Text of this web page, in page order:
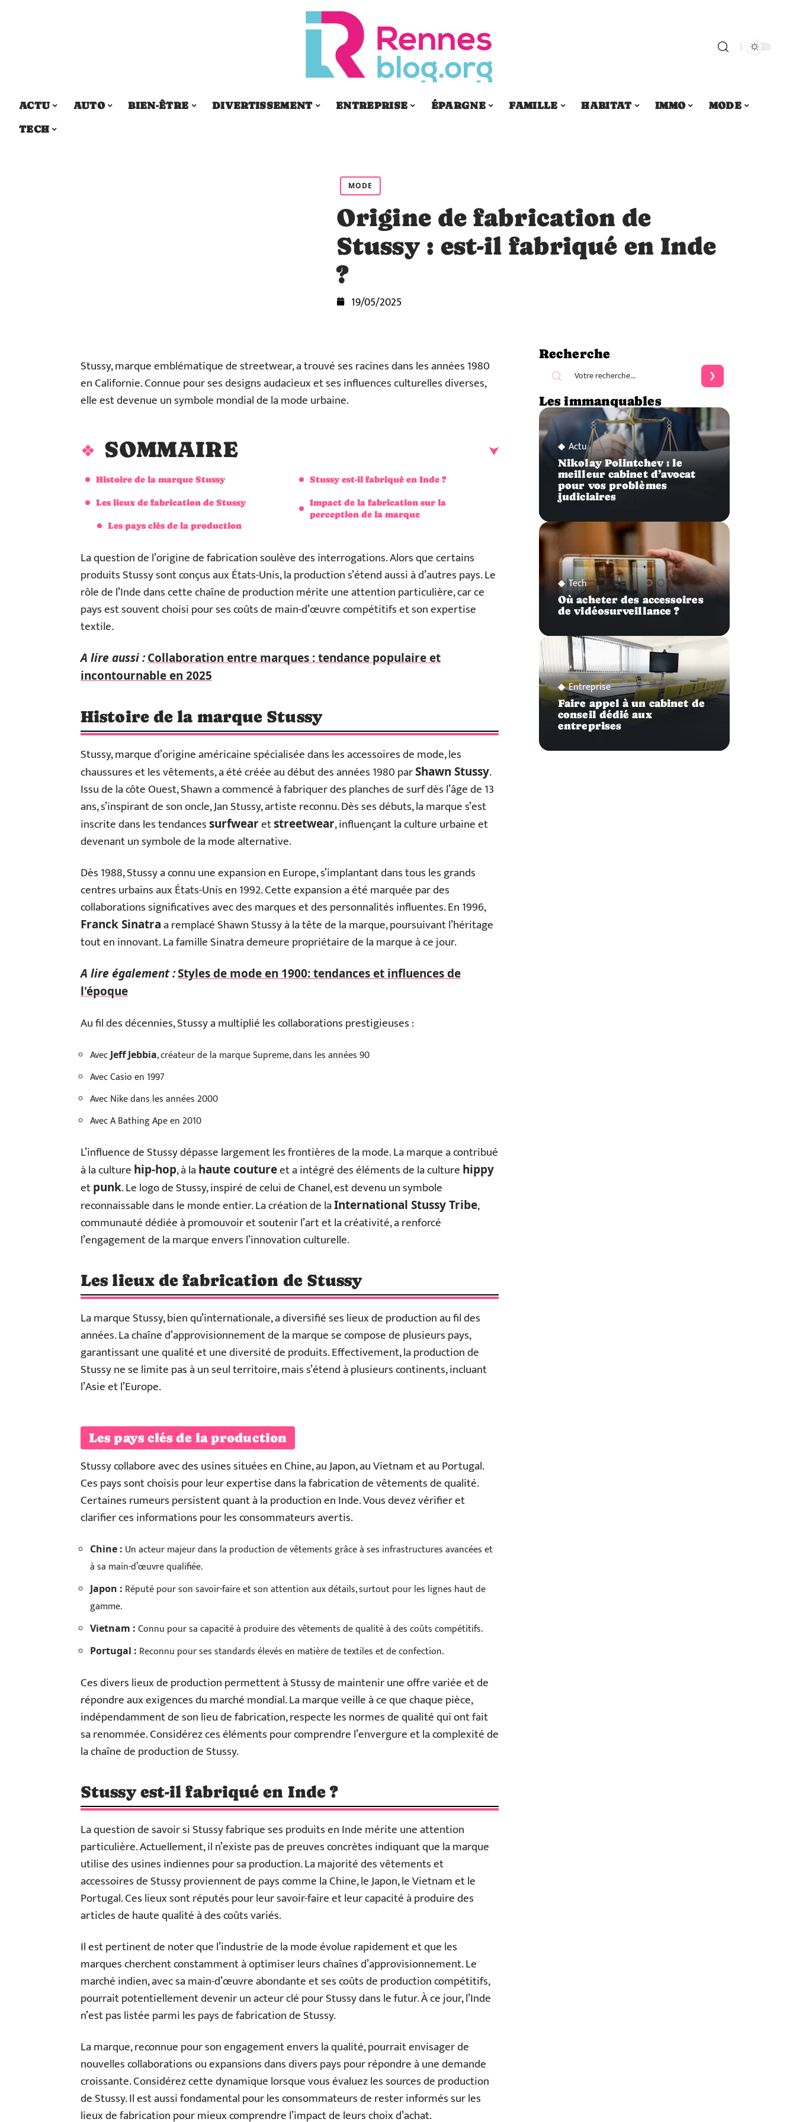
ACTU AUTO BIEN-ÊTRE DIVERTISSEMENT ENTREPRISE ÉPARGNE FAMILLE HABITAT IMMO
MODE
TECH
MODE
Origine de fabrication de
Stussy : est-il fabriqué en Inde
?
19/05/2025
Stussy, marque emblématique de streetwear, a trouvé ses racines dans les années 1980
en Californie. Connue pour ses designs audacieux et ses influences culturelles diverses,
elle est devenue un symbole mondial de la mode urbaine.
SOMMAIRE
Histoire de la marque Stussy
Les lieux de fabrication de Stussy
Les pays clés de la production
Stussy est-il fabriqué en Inde ?
Impact de la fabrication sur la
perception de la marque
La question de l’origine de fabrication soulève des interrogations. Alors que certains
produits Stussy sont conçus aux États-Unis, la production s’étend aussi à d’autres pays. Le
rôle de l’Inde dans cette chaîne de production mérite une attention particulière, car ce
pays est souvent choisi pour ses coûts de main-d’œuvre compétitifs et son expertise
textile.
A lire aussi :Collaboration entre marques : tendance populaire et
incontournable en 2025
Histoire de la marque Stussy
Stussy, marque d’origine américaine spécialisée dans les accessoires de mode, les
chaussures et les vêtements, a été créée au début des années 1980 parShawn Stussy.
Issu de la côte Ouest, Shawn a commencé à fabriquer des planches de surf dès l’âge de 13
ans, s’inspirant de son oncle, Jan Stussy, artiste reconnu. Dès ses débuts, la marque s’est
inscrite dans les tendancessurfwearetstreetwear, influençant la culture urbaine et
devenant un symbole de la mode alternative.
Dès 1988, Stussy a connu une expansion en Europe, s’implantant dans tous les grands
centres urbains aux États-Unis en 1992. Cette expansion a été marquée par des
collaborations significatives avec des marques et des personnalités influentes. En 1996,
Franck Sinatraa remplacé Shawn Stussy à la tête de la marque, poursuivant l’héritage
tout en innovant. La famille Sinatra demeure propriétaire de la marque à ce jour.
A lire également :Styles de mode en 1900: tendances et influences de
l'époque
Au fil des décennies, Stussy a multiplié les collaborations prestigieuses :
AvecJeff Jebbia, créateur de la marque Supreme, dans les années 90
Avec Casio en 1997
Avec Nike dans les années 2000
Avec A Bathing Ape en 2010
L’influence de Stussy dépasse largement les frontières de la mode. La marque a contribué
à la culture hip-hop, à lahaute coutureet a intégré des éléments de la culture hippy
etpunk. Le logo de Stussy, inspiré de celui de Chanel, est devenu un symbole
reconnaissable dans le monde entier. La création de laInternational Stussy Tribe,
communauté dédiée à promouvoir et soutenir l’art et la créativité, a renforcé
l’engagement de la marque envers l’innovation culturelle.
Les lieux de fabrication de Stussy
La marque Stussy, bien qu’internationale, a diversifié ses lieux de production au fil des
années. La chaîne d’approvisionnement de la marque se compose de plusieurs pays,
garantissant une qualité et une diversité de produits. Effectivement, la production de
Stussy ne se limite pas à un seul territoire, mais s’étend à plusieurs continents, incluant
l’Asie et l’Europe.
Les pays clés de la production
Stussy collabore avec des usines situées en Chine, au Japon, au Vietnam et au Portugal.
Ces pays sont choisis pour leur expertise dans la fabrication de vêtements de qualité.
Certaines rumeurs persistent quant à la production en Inde. Vous devez vérifier et
clarifier ces informations pour les consommateurs avertis.
Chine : Un acteur majeur dans la production de vêtements grâce à ses infrastructures avancées et
à sa main-d’œuvre qualifiée.
Japon : Réputé pour son savoir-faire et son attention aux détails, surtout pour les lignes haut de
gamme.
Vietnam : Connu pour sa capacité à produire des vêtements de qualité à des coûts compétitifs.
Portugal : Reconnu pour ses standards élevés en matière de textiles et de confection.
Ces divers lieux de production permettent à Stussy de maintenir une offre variée et de
répondre aux exigences du marché mondial. La marque veille à ce que chaque pièce,
indépendamment de son lieu de fabrication, respecte les normes de qualité qui ont fait
sa renommée. Considérez ces éléments pour comprendre l’envergure et la complexité de
la chaîne de production de Stussy.
Stussy est-il fabriqué en Inde ?
La question de savoir si Stussy fabrique ses produits en Inde mérite une attention
particulière. Actuellement, il n’existe pas de preuves concrètes indiquant que la marque
utilise des usines indiennes pour sa production. La majorité des vêtements et
accessoires de Stussy proviennent de pays comme la Chine, le Japon, le Vietnam et le
Portugal. Ces lieux sont réputés pour leur savoir-faire et leur capacité à produire des
articles de haute qualité à des coûts variés.
Il est pertinent de noter que l’industrie de la mode évolue rapidement et que les
marques cherchent constamment à optimiser leurs chaînes d’approvisionnement. Le
marché indien, avec sa main-d’œuvre abondante et ses coûts de production compétitifs,
pourrait potentiellement devenir un acteur clé pour Stussy dans le futur. À ce jour, l’Inde
n’est pas listée parmi les pays de fabrication de Stussy.
La marque, reconnue pour son engagement envers la qualité, pourrait envisager de
nouvelles collaborations ou expansions dans divers pays pour répondre à une demande
croissante. Considérez cette dynamique lorsque vous évaluez les sources de production
de Stussy. Il est aussi fondamental pour les consommateurs de rester informés sur les
lieux de fabrication pour mieux comprendre l’impact de leurs choix d’achat.
Recherche
Les immanquables
Actu
Nikolay Polintchev : le
meilleur cabinet d’avocat
pour vos problèmes
judiciaires
Tech
Où acheter des accessoires
de vidéosurveillance ?
Entreprise
Faire appel à un cabinet de
conseil dédié aux
entreprises